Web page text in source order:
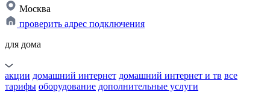
Москва
проверить адрес подключения
для дома
акции домашний интернет домашний интернет и тв все
тарифы оборудование дополнительные услуги